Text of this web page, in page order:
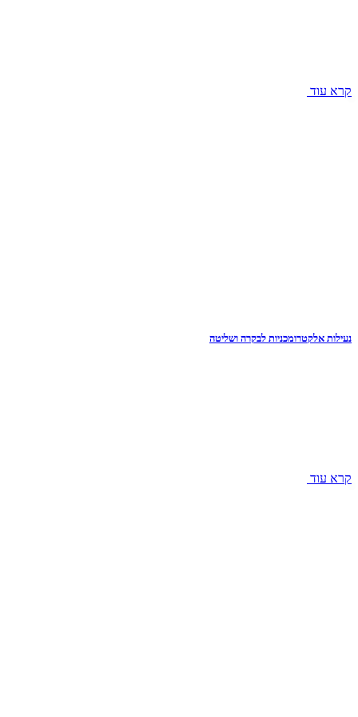
קרא עוד
נעילות אלקטרומכניות לבקרה ושליטה
קרא עוד